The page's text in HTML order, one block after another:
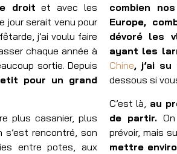
droit et avec les
jour serait venu pour
j’ai voulu faire
chaque année à
sortie. Depuis
pour un grand
plus casanier, plus
s’est rencontré, son
entre potes, aux
combien
Europe,
dévoré les
ayant les
Chine, j’ai
dessous si
C’est là, au
de partir.
prévoir, mais
mettre